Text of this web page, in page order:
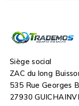
Siège social
ZAC du long
535 Rue Georges
27930